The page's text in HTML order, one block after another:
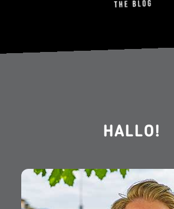
HALLO!